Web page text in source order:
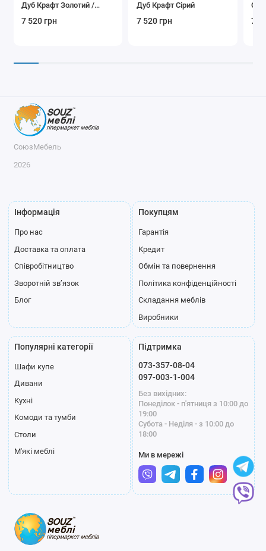
Дуб Крафт Золотий /
Білий
7 520 грн
Дуб Крафт Сірий
7 520 грн 7
СоюзМебель
2026
Інформація
Про нас
Доставка та оплата
Співробітництво
Зворотній зв’язок
Блог
Покупцям
Гарантія
Кредит
Обмін та повернення
Політика конфіденційності
Складання меблів
Виробники
Популярні категорії
Шафи купе
Дивани
Кухні
Комоди та тумби
Столи
М'які меблі
Підтримка
073-357-08-04
097-003-1-004
Без вихідних:
Понеділок - п'ятниця з 10:00 до
19:00
Субота - Неділя - з 10:00 до
18:00
Ми в мережі